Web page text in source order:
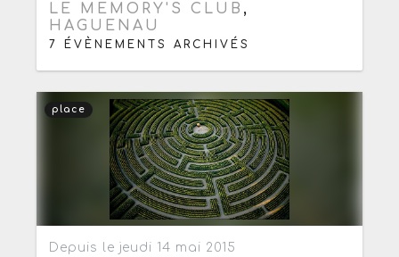
LE MEMORY'S CLUB ,
HAGUENAU
7 ÉVÈNEMENTS ARCHIVÉS
place
Depuis le jeudi 14 mai 2015